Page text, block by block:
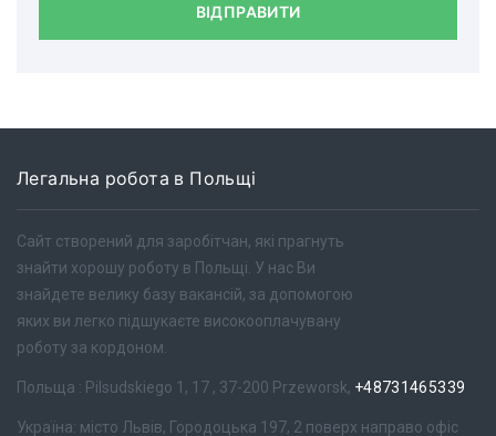
ВІДПРАВИТИ
Легальна робота в Польщі
Сайт створений для заробітчан, які прагнуть
знайти хорошу роботу в Польщі. У нас Ви
знайдете велику базу вакансій, за допомогою
яких ви легко підшукаєте високооплачувану
роботу за кордоном.
Польща : Pilsudskiego 1, 17 , 37-200 Przeworsk, +48731465339
Україна: місто Львів, Городоцька 197, 2 поверх направо офіс